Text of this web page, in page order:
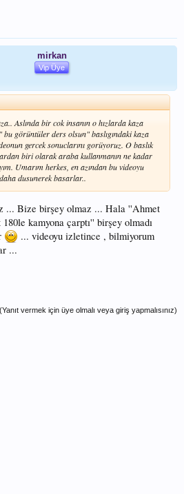
mirkan
Vip Üye
Aslında bir cok insanın o hızlarda kaza
bu görüntüler ders olsun" baslıgındaki kaza
gercek sonuclarını gorüyoruz. O baslık
biri olarak araba kullanmanın ne kadar
Umarım herkes, en azından bu videoyu
dusunerek basarlar..
... Bize birşey olmaz ... Hala ''Ahmet
kamyona çarptı'' birşey olmadı
... videoyu izletince , bilmiyorum
...
(Yanıt vermek için üye olmalı veya giriş yapmalısınız)